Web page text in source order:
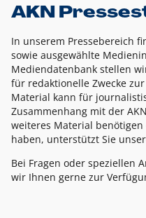
AKN
In unserem Pressebereich
sowie ausgewählte
Mediendatenbank stellen
für redaktionelle Zwecke
Material kann für
Zusammenhang mit der
weiteres Material
haben, unterstützt Sie
Bei Fragen oder speziellen
wir Ihnen gerne zur